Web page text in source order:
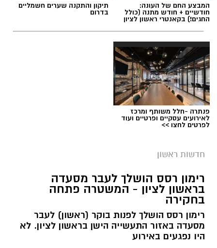
מהפך קטן בדירוג הערים הגדולות בישראל: נתניה
– בהפרש זעום של חמישה תושבים בלבד.
על פי נתוני מרשם רשות האוכלוסין וההגירה,
בנתניה רשומים 289,121 תושבים, לעומת 289,116
בראשון לציון. מעל שתיהן ניצבות ירושלים עם
המבצע החם של העונה:
חודשיים + חודש מתנה (כולל
החגים!) בקאנטרי ראשון לציון
תיקון והתקנה שערים חשמליים
בדרום
פנתרה -חלל משותף ומרכז
לאירועים עסקיים ופרטיים ועוד
לפרטים לחצו >>
חדשות ראשון
רימון רסס הושלך לעבר מסעדה
בראשון לציון - המשטרה פתחה
בחקירה
רימון רסס הושלך לפנות בוקר (ראשון) לעבר
מסעדה באזור התעשייה הישן בראשון לציון. לא
היו נפגעים באירוע